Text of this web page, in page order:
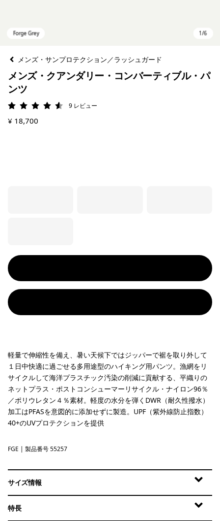
メンズ・サンプロテクション／ラッシュガード
メンズ・クアンダリー・コンバーティブル・パ
ンツ
評価: 4.6 / 5
9 レビュー
¥ 18,700
軽量で伸縮性を備え、暑い天候下ではジッパーで裾を取り外して
１日中快適に過ごせる多用途型のハイキング用パンツ。漁網をリ
サイクルして海洋プラスチック汚染の削減に貢献する、平織りの
ネットプラス・ポストコンシューマーリサイクル・ナイロン96％
／ポリウレタン４％素材。軽度の水分を弾くDWR（耐久性撥水）
加工はPFASを意図的に添加せずに製造。UPF（紫外線防止指数）
40+のUVプロテクションを提供
Forge Grey
FGE | 製品番号 55257
サイズ情報
特長